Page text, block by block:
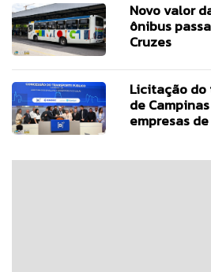
Novo valor
ônibus
Cruzes
Licitação
de
empresas